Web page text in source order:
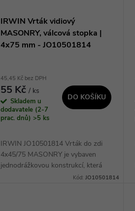
IRWIN Vrták vidiový
MASONRY, válcová stopka |
4x75 mm - JO10501814
45,45 Kč bez DPH
55 Kč / ks
Skladem u
dodavatele (2-7
prac. dnů) >5 ks
DO KOŠÍKU
IRWIN JO10501814 Vrták do zdi
4x45/75 MASONRY je vybaven
jednodrážkovou konstrukcí, která
umožňuje rychlejší odstranění
Kód:JO10501814